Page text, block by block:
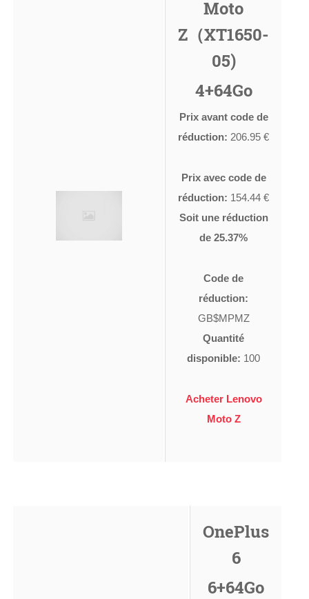
Moto
Z（XT1650-
05)
4+64Go
Prix avant code de
réduction: 206.95 €
Prix avec code de
réduction: 154.44 €
Soit une réduction
de 25.37%
Code de
réduction:
GB$MPMZ
Quantité
disponible: 100
Acheter Lenovo
Moto Z
OnePlus
6
6+64Go